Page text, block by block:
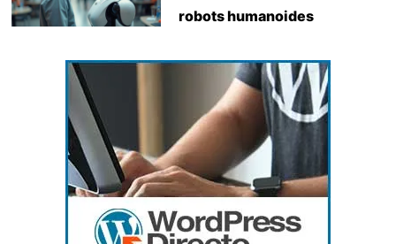
robots humanoides